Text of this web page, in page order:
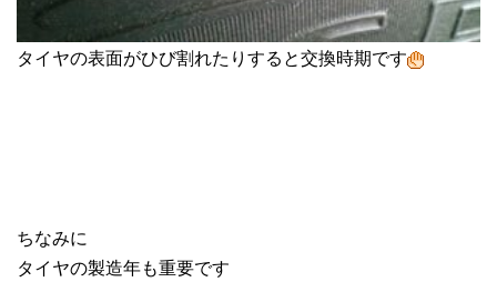
タイヤの表面がひび割れたりすると交換時期です
ちなみに
タイヤの製造年も重要です